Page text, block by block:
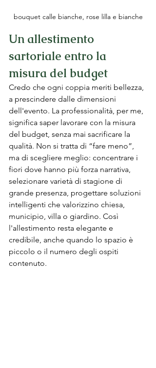
bouquet calle bianche, rose lilla e bianche
Un allestimento
sartoriale entro la
misura del budget
Credo che ogni coppia meriti bellezza,
a prescindere dalle dimensioni
dell'evento. La professionalità, per me,
significa saper lavorare con la misura
del budget, senza mai sacrificare la
qualità. Non si tratta di “fare meno”,
ma di scegliere meglio: concentrare i
fiori dove hanno più forza narrativa,
selezionare varietà di stagione di
grande presenza, progettare soluzioni
intelligenti che valorizzino chiesa,
municipio, villa o giardino. Così
l'allestimento resta elegante e
credibile, anche quando lo spazio è
piccolo o il numero degli ospiti
contenuto.